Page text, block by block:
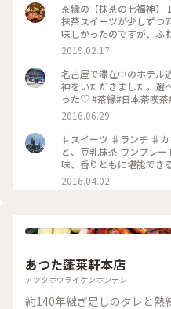
茶縁の【抹茶の七福神】
抹茶スイーツが少しずつ
味しかったのですが、ふ
んと垂れる大福がおスス
アルオープンするらしいです☺️ #名古屋
スイーツ
2019.02.17
名古屋で滞在中のホテル
神をいただきました。選
った♡ #茶縁#日本茶喫
#車道#千種
2016.06.29
♯スイーツ ♯ランチ ♯カフェ 日本茶喫茶 茶縁 抹茶の七福神
と、豆乳抹茶 ワンプレートでお腹はパンパンです。 抹茶の
味、香りともに堪能でき
に……どうですか？
2016.04.02
あつた蓬莱軒本店
アツタホウライケンホンテン
約140年継ぎ足しのタレと熟